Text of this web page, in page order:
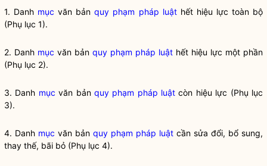
1. Danh mục văn bảnquy phạm pháp luậthết hiệu lực toàn bộ
(Phụ lục 1).
2. Danh mục văn bản quy phạm pháp luật hết hiệu lực một phần
(Phụ lục 2).
3. Danh mục văn bản quy phạm pháp luật còn hiệu lực (Phụ lục
3).
4. Danh mục văn bản quy phạm pháp luật cần sửa đổi, bổ sung,
thay thế, bãi bỏ (Phụ lục 4).